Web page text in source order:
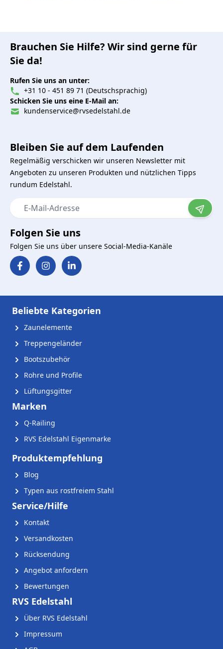
Brauchen Sie Hilfe? Wir sind gerne für
Sie da!
Rufen Sie uns an unter:
+31 10 - 451 89 71 (Deutschsprachig)
Schicken Sie uns eine E-Mail an:
kundenservice@rvsedelstahl.de
Bleiben Sie auf dem Laufenden
Regelmäßig verschicken wir unseren Newsletter mit
Angeboten zu unseren Produkten und nützlichen Tipps
rundum Edelstahl.
E-Mail-Adresse
Folgen Sie uns
Folgen Sie uns über unsere Social-Media-Kanäle
Beliebte Kategorien
Zaunelemente
Treppengeländer
Bootszubehör
Rohre und Profile
Lüftungsgitter
Marken
Q-Railing
RVS Edelstahl Eigenmarke
Produktempfehlung
Blog
Typen aus rostfreiem Stahl
Service/Hilfe
Kontakt
Versandkosten
Rücksendung
Angebot anfordern
Bewertungen
RVS Edelstahl
Über RVS Edelstahl
Impressum